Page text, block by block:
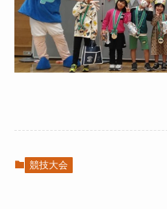
競技大会